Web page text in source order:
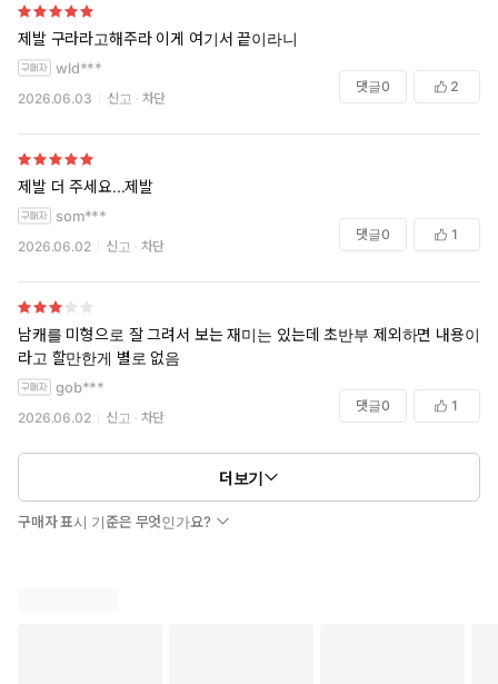
제발 구라라고해주라 이게 여기서 끝이라니
wld***
2026.06.03 신고 차단
댓글0 2
제발 더 주세요...제발
som***
2026.06.02 신고 차단
댓글0 1
남캐를 미형으로 잘 그려서 보는 재미는 있는데 초반부 제외하면 내용이
라고 할만한게 별로 없음
gob***
2026.06.02 신고 차단
댓글0 1
더보기
구매자 표시 기준은 무엇인가요?